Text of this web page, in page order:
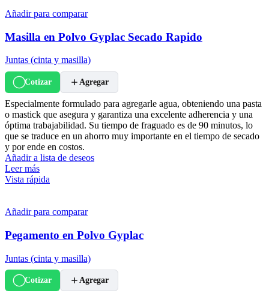
Añadir para comparar
Masilla en Polvo Gyplac Secado Rapido
Juntas (cinta y masilla)
Cotizar Agregar
Especialmente formulado para agregarle agua, obteniendo una pasta
o mastick que asegura y garantiza una excelente adherencia y una
óptima trabajabilidad. Su tiempo de fraguado es de 90 minutos, lo
que se traduce en un ahorro muy importante en el tiempo de secado
y por ende en costos.
Añadir a lista de deseos
Leer más
Vista rápida
Añadir para comparar
Pegamento en Polvo Gyplac
Juntas (cinta y masilla)
Cotizar Agregar